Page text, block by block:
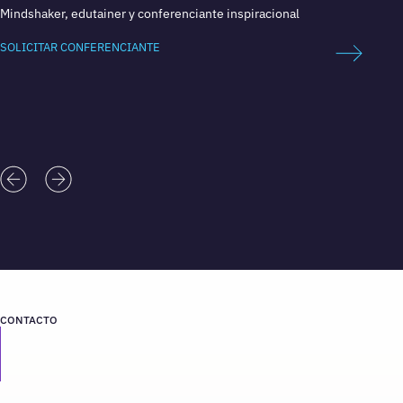
Mindshaker, edutainer y conferenciante inspiracional
SOLICITAR CONFERENCIANTE
CONTACTO